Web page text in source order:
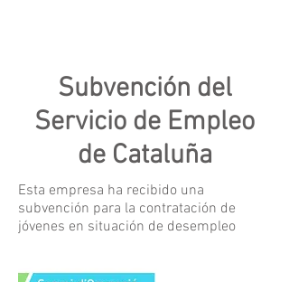
Subvención del
Servicio de Empleo
de Cataluña
Esta empresa ha recibido una
subvención para la contratación de
jóvenes en situación de desempleo